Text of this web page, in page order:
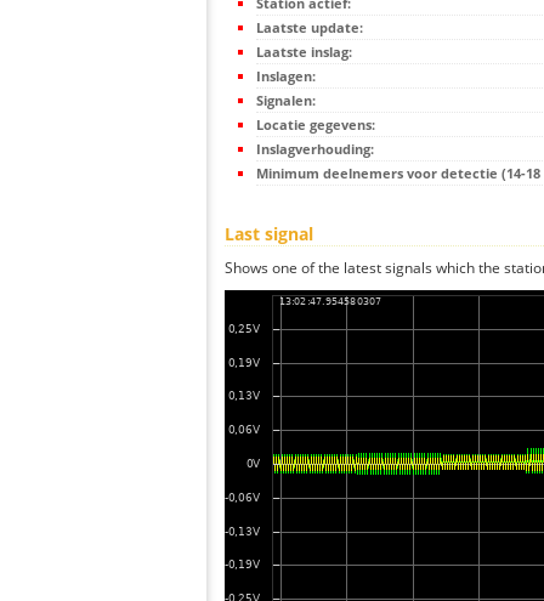
Laatste update:
Laatste inslag:
Inslagen:
Signalen:
Locatie gegevens:
Inslagverhouding:
Minimum deelnemers voor detectie (14-
Last signal
Shows one of the latest signals which the